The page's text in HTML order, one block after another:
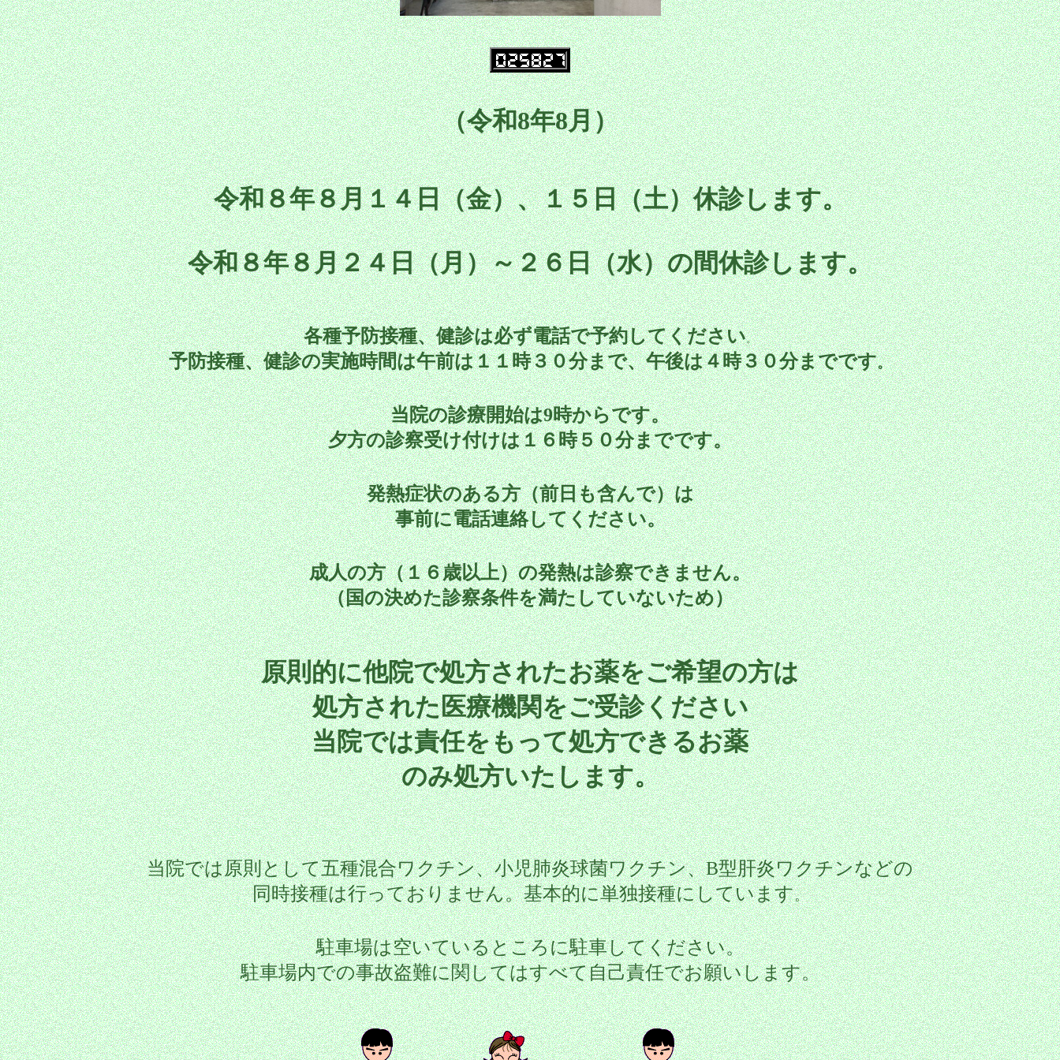
（令和8年8月）
令和８年８月１４日（金）、１５日（土）休診します。
令和８年８月２４日（月）～２６日（水）の間休診します。
各種予防接種、健診は必ず電話で予約してください。
予防接種、健診の実施時間は午前は１１時３０分まで、午後は４時３０分までです。
当院の診療開始は9時からです。
夕方の診察受け付けは１６時５０分までです。
発熱症状のある方（前日も含んで）は
事前に電話連絡してください。
成人の方（１６歳以上）の発熱は診察できません。
（国の決めた診察条件を満たしていないため）
原則的に他院で処方されたお薬をご希望の方は
処方された医療機関をご受診ください
当院では責任をもって処方できるお薬
のみ処方いたします。
当院では原則として五種混合ワクチン、小児肺炎球菌ワクチン、B型肝炎ワクチンなどの
同時接種は行っておりません。基本的に単独接種にしています。
駐車場は空いているところに駐車してください。
駐車場内での事故盗難に関してはすべて自己責任でお願いします。